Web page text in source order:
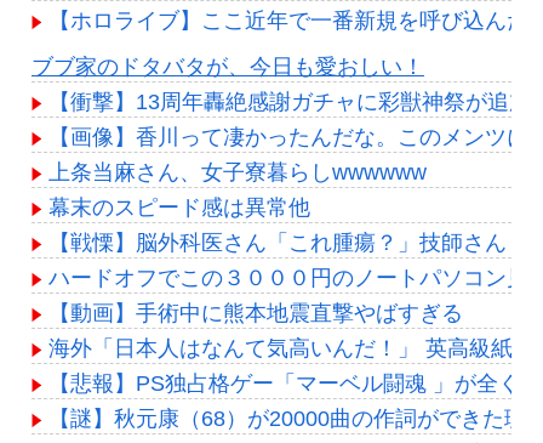
【ホロライブ】ここ近年で一番新規を呼び込んだ
Powered by livedoor 相互RSS
ブブ家のドタバタが、今日も愛おしい！
【衝撃】13周年轟絶感謝ガチャに彩獣神祭が追加
【画像】香川って凄かったんだな。このメンツ
上条当麻さん、女子寮暮らしwwwwww
幕末のスピード感は異常他
【戦慄】脳外科医さん「これ腫瘍？」技師さん
ハードオフでこの３０００円のノートパソコン見
【動画】手術中に熊本地震直撃やばすぎる
海外「日本人はなんて気高いんだ！」 英高級紙
【悲報】PS独占格ゲー「マーベル闘魂 」が全く
【謎】秋元康（68）が20000曲の作詞ができた理